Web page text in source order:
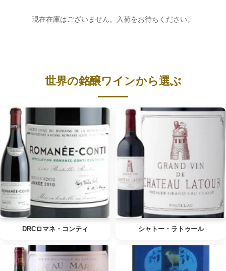
現在在庫はございません。入荷をお待ちください。
世界の銘醸ワインから選ぶ
DRCロマネ・コンティ シャトー・ラトゥール